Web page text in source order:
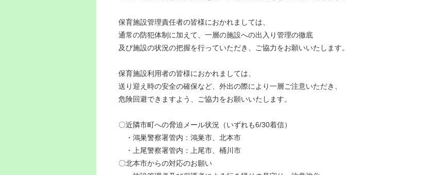
保育施設管理責任者の皆様におかれましては、
通常の防犯体制に加えて、一層の施設への出入り管理の徹底
及び施設の状況の把握を行っていただき、ご協力をお願いいたします。
保育施設利用者の皆様におかれましては、
送り迎え時の安全の確保など、外出の際により一層ご注意いただき、
危険回避できますよう、ご協力をお願いいたします。
〇近隣市町への脅迫メール状況（いずれも6/30着信）
・鴻巣警察署管内：鴻巣市、北本市
・上尾警察署管内：上尾市、桶川市
〇北本市からの対応のお願い